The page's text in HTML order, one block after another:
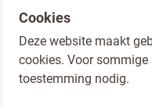
Cookies
Deze website maakt
cookies. Voor
toestemming nodig.